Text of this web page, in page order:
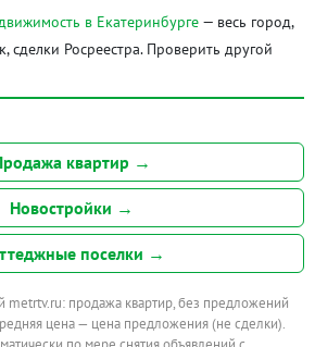
в Екатеринбурге — весь город,
сделки Росреестра. Проверить другой
квартир →
Новостройки →
поселки →
metrtv.ru: продажа квартир, без предложений
цена — цена предложения (не сделки).